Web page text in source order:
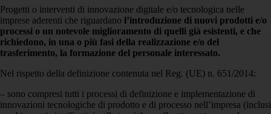
Progetti o interventi di innovazione digitale e/o tecnologica nelle
imprese aderenti che riguardano l’introduzione di nuovi prodotti e/o
processi o un notevole miglioramento di quelli già esistenti, e che
richiedono, in una o più fasi della realizzazione e/o del
trasferimento, la formazione del personale interessato.
Nel rispetto della definizione contenuta nel Reg. (UE) n. 651/2014:
– sono compresi tutti i processi di definizione e implementazione di
innovazioni tecnologiche di prodotto e di processo nell’impresa (inclusi